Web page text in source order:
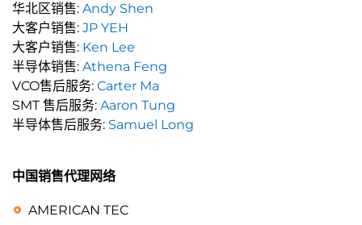
华北区销售: Andy Shen
大客户销售: JP YEH
大客户销售: Ken Lee
半导体销售: Athena Feng
VCO售后服务: Carter Ma
SMT 售后服务: Aaron Tung
半导体售后服务: Samuel Long
中国销售代理网络
AMERICAN TEC